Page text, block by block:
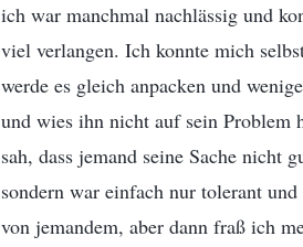
ich war manchmal nachlässig und
viel verlangen. Ich konnte mich
werde es gleich anpacken und
und wies ihn nicht auf sein Problem
sah, dass jemand seine Sache nicht
sondern war einfach nur tolerant
von jemandem, aber dann fraß ich